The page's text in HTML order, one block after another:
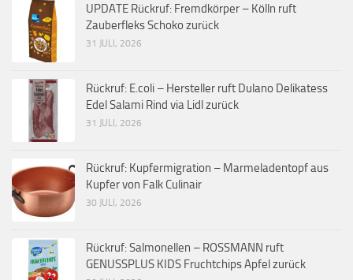
UPDATE Rückruf: Fremdkörper – Kölln ruft
Zauberfleks Schoko zurück
31 JULI, 2026
Rückruf: E.coli – Hersteller ruft Dulano Delikatess
Edel Salami Rind via Lidl zurück
31 JULI, 2026
Rückruf: Kupfermigration – Marmeladentopf aus
Kupfer von Falk Culinair
30 JULI, 2026
Rückruf: Salmonellen – ROSSMANN ruft
GENUSSPLUS KIDS Fruchtchips Apfel zurück